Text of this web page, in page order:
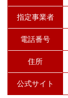
指定事業者
電話番号
住所
公式サイト